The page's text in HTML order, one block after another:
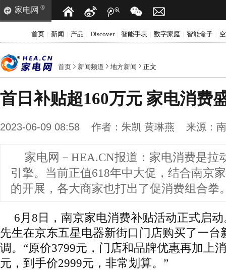
家电网 ®
首页 新闻 产品 Discover 智能手表 数字家庭 智能盒子
首页 新闻频道 地方新闻 正文
首日补贴超160万元 家电消费
2023-06-09 08:58 作者： 朱凯 黄琳燕 来源：
家电网－HEA.CN报道： 家电消费是拉
引擎。当前正值618年中大促，结合南京
的开展，各大商家也打出了促消费组合拳
6月8日，南京家电消费补贴活动正式启
先生在京东五星电器新街口门店购买了一台
调。“原价3799元，门店和品牌优惠再加上
元，到手价2999元，非常划算。”